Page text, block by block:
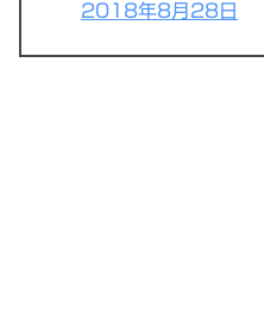
2018年8月28日